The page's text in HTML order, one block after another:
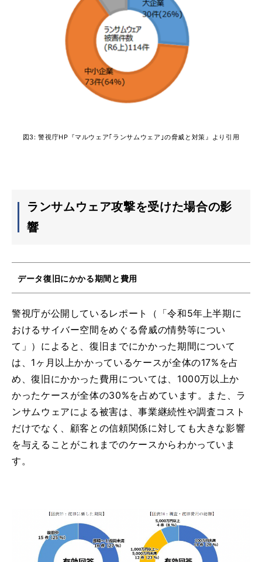
図3: 警視庁HP『マルウェア｢ランサムウェア｣の脅威と対策』より引用
ランサムウェア攻撃を受けた場合の影
響
データ復旧にかかる期間と費用
警視庁が公開しているレポート（「令和5年上半期に
おけるサイバー空間をめぐる脅威の情勢等につい
て」）によると、復旧までにかかった期間について
は、1ヶ月以上かかっているケースが全体の17%を占
め、復旧にかかった費用については、1000万以上か
かったケースが全体の30%を占めています。また、ラ
ンサムウェアによる被害は、事業継続性や調査コスト
だけでなく、顧客との信頼関係に対しても大きな影響
を与えることがこれまでのケースからわかっていま
す。